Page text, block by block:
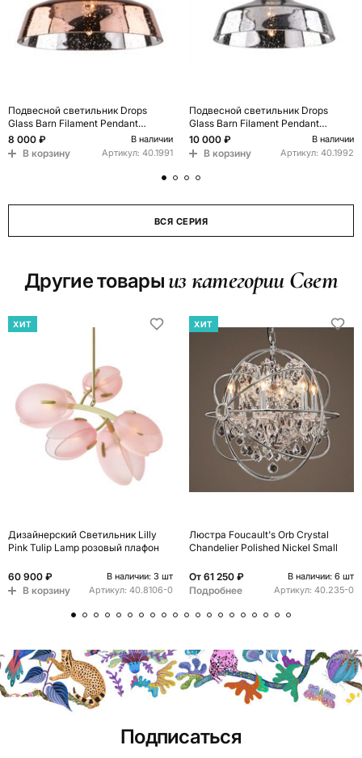
Подвесной светильник Drops
Glass Barn Filament Pendant
Copper
8 000 ₽ В наличии
В корзину Артикул: 40.1991
Подвесной светильник Drops
Glass Barn Filament Pendant
Polished Nickel
10 000 ₽ В наличии
В корзину Артикул: 40.1992
ВСЯ СЕРИЯ
Другие товары из категории Свет
ХИТ
Дизайнерский Светильник Lilly
Pink Tulip Lamp розовый плафон
60 900 ₽ В наличии: 3 шт
В корзину Артикул: 40.8106-0
ХИТ
Люстра Foucault's Orb Crystal
Chandelier Polished Nickel Small
От 61 250 ₽ В наличии: 6 шт
Подробнее Артикул: 40.235-0
Подписаться